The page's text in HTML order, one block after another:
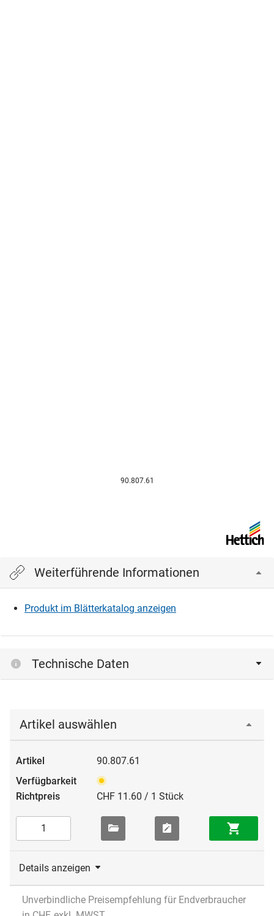
90.807.61
Weiterführende Informationen
Produkt im Blätterkatalog anzeigen
Technische Daten
Artikel auswählen
90.807.61
CHF 11.60 / 1 Stück
Details anzeigen
Unverbindliche Preisempfehlung für Endverbraucher